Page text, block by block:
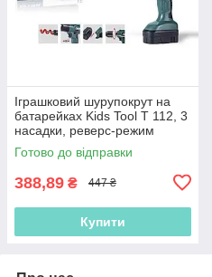
Іграшковий шурупокрут на
батарейках Kids Tool T 112, 3
насадки, реверс-режим
Готово до відправки
388,89 ₴ 447 ₴
Купити